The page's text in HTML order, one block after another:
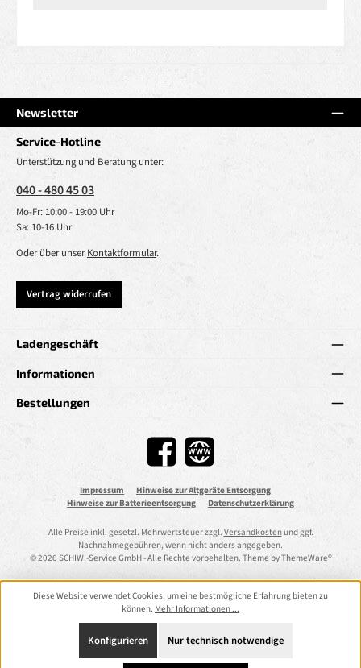
Newsletter
Service-Hotline
Unterstützung und Beratung unter:
040 - 480 45 03
Mo-Fr: 10:00 - 19:00 Uhr
Sa: 10-16 Uhr
Oder über unserKontaktformular.
Vertrag widerrufen
Ladengeschäft
Informationen
Bestellungen
Facebook Website
Impressum
Hinweise zur Altgeräte Entsorgung
Hinweise zur Batterieentsorgung
Datenschutzerklärung
Alle Preise inkl. gesetzl. Mehrwertsteuer zzgl. Versandkostenund ggf.
Nachnahmegebühren, wenn nicht anders angegeben.
© 2026 SCHIWI-Service GmbH - Alle Rechte vorbehalten. Theme byThemeWare®
Diese Website verwendet Cookies, um eine bestmögliche Erfahrung bieten zu
können. Mehr Informationen ...
Nur technisch notwendige
Konfigurieren